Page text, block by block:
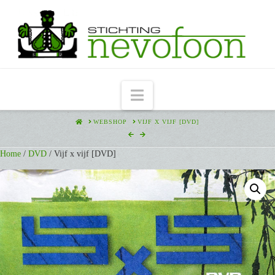
Navigation
HOMEWEBSHOP VIJF X VIJF [DVD]
Home / DVD / Vijf x vijf [DVD]